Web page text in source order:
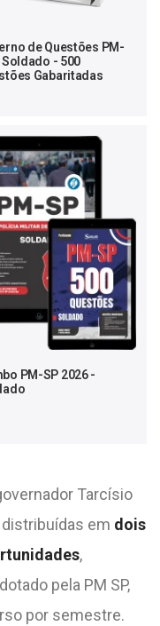
de Questões PM-
Soldado - 500
Gabaritadas
PM-SP 2026 -
Tarcísio
em dois
,
pela PM SP,
por semestre.